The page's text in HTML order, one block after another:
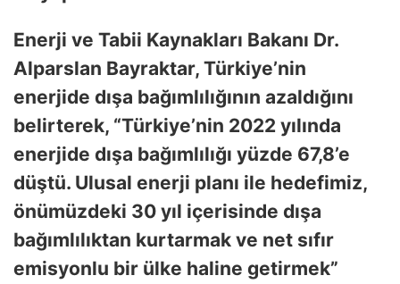
Enerji ve Tabii Kaynakları Bakanı Dr.
Alparslan Bayraktar, Türkiye’nin
enerjide dışa bağımlılığının azaldığını
belirterek, “Türkiye’nin 2022 yılında
enerjide dışa bağımlılığı yüzde 67,8’e
düştü. Ulusal enerji planı ile hedefimiz,
önümüzdeki 30 yıl içerisinde dışa
bağımlılıktan kurtarmak ve net sıfır
emisyonlu bir ülke haline getirmek”